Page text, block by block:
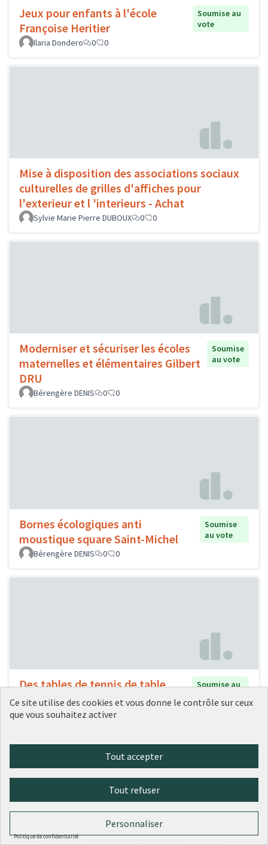
Jeux pour enfants à l'école
Françoise Heritier
Soumise au
vote
Ilaria Dondero
0 0
Mise à disposition des associations sociaux
culturelles de grilles d'affiches pour
l'exterieur et l 'interieurs - Achat
Sylvie Marie Pierre DUBOUX 0 0
Moderniser et sécuriser les écoles
maternelles et élémentaires Gilbert
DRU
Soumise
au vote
Bérengère DENIS 0 0
Bornes écologiques anti
moustique square Saint-Michel
Soumise
au vote
Bérengère DENIS
0 0
Des tables de tennis de table
place mazagran
Soumise au
Bérengère DENIS
0 0
Ce site utilise des cookies et vous donne le contrôle sur ceux
que vous souhaitez activer
Tout accepter
Tout refuser
Personnaliser
Politique de confidentialité